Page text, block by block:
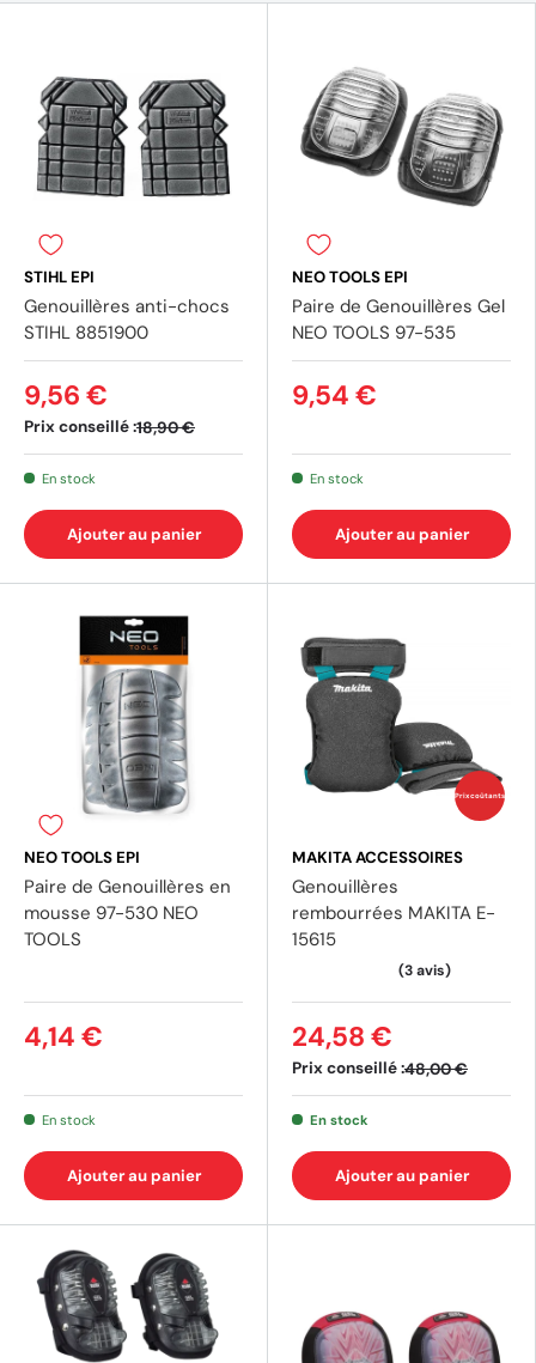
STIHL EPI
Genouillères anti-chocs
STIHL 8851900
Prix conseillé :18,90 €
9,56 €
En stock
Ajouter au panier
NEO TOOLS EPI
Paire de Genouillères Gel
NEO TOOLS 97-535
9,54 €
En stock
Ajouter au panier
NEO TOOLS EPI
Paire de Genouillères en
mousse 97-530 NEO
TOOLS
4,14 €
En stock
Ajouter au panier
Prix coûtants
MAKITA ACCESSOIRES
Genouillères
rembourrées MAKITA E-
15615
Prix conseillé :48,00 €
24,58 €
En stock
Ajouter au panier